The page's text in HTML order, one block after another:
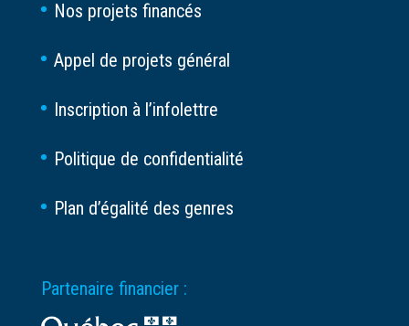
Nos projets financés
Appel de projets général
Inscription à l’infolettre
Politique de confidentialité
Plan d’égalité des genres
Partenaire financier :